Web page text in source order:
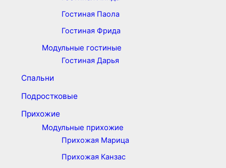
Гостиная Паола
Гостиная Фрида
Модульные гостиные
Гостиная Дарья
Спальни
Подростковые
Прихожие
Модульные прихожие
Прихожая Марица
Прихожая Канзас